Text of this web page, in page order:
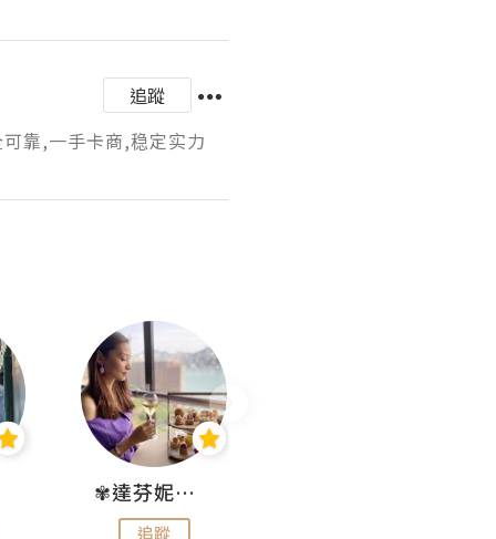
追蹤
靠,一手卡商,稳定实力
✾達芬妮•愛孩子•愛生活✾
追蹤